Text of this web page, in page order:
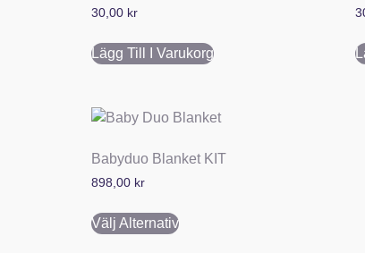
30,00 kr
Lägg Till I Varukorg
Babyduo Blanket KIT
898,00 kr
Välj Alternativ